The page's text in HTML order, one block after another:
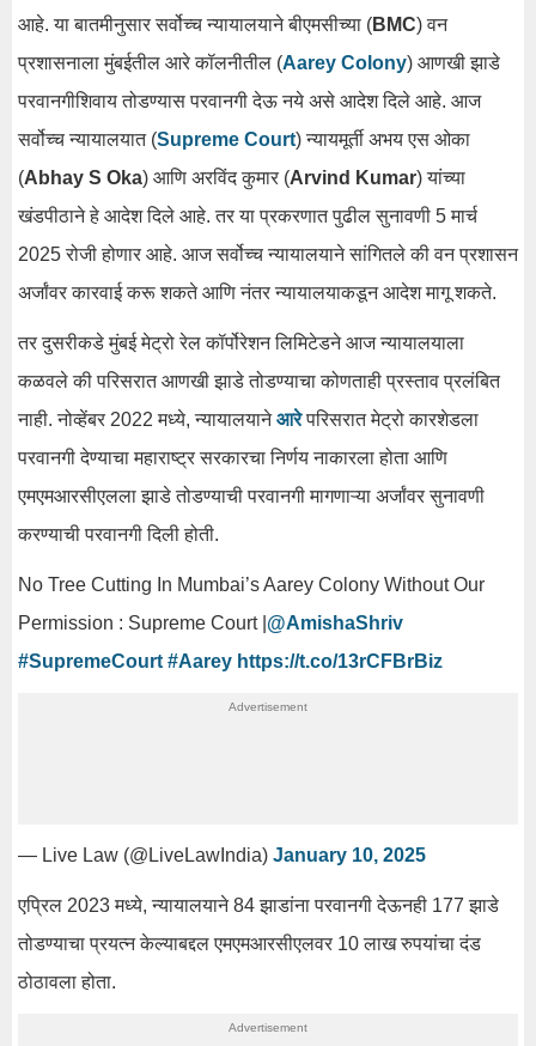
आहे. या बातमीनुसार सर्वोच्च न्यायालयाने बीएमसीच्या (BMC) वन
प्रशासनाला मुंबईतील आरे कॉलनीतील (Aarey Colony) आणखी झाडे
परवानगीशिवाय तोडण्यास परवानगी देऊ नये असे आदेश दिले आहे. आज
सर्वोच्च न्यायालयात (Supreme Court) न्यायमूर्ती अभय एस ओका
(Abhay S Oka) आणि अरविंद कुमार (Arvind Kumar) यांच्या
खंडपीठाने हे आदेश दिले आहे. तर या प्रकरणात पुढील सुनावणी 5 मार्च
2025 रोजी होणार आहे. आज सर्वोच्च न्यायालयाने सांगितले की वन प्रशासन
अर्जांवर कारवाई करू शकते आणि नंतर न्यायालयाकडून आदेश मागू शकते.
तर दुसरीकडे मुंबई मेट्रो रेल कॉर्पोरेशन लिमिटेडने आज न्यायालयाला
कळवले की परिसरात आणखी झाडे तोडण्याचा कोणताही प्रस्ताव प्रलंबित
नाही. नोव्हेंबर 2022 मध्ये, न्यायालयानेआरेपरिसरात मेट्रो कारशेडला
परवानगी देण्याचा महाराष्ट्र सरकारचा निर्णय नाकारला होता आणि
एमएमआरसीएलला झाडे तोडण्याची परवानगी मागणाऱ्या अर्जांवर सुनावणी
करण्याची परवानगी दिली होती.
No Tree Cutting In Mumbai’s Aarey Colony Without Our
Permission : Supreme Court | @AmishaShriv
#SupremeCourt #Aarey https://t.co/13rCFBrBiz